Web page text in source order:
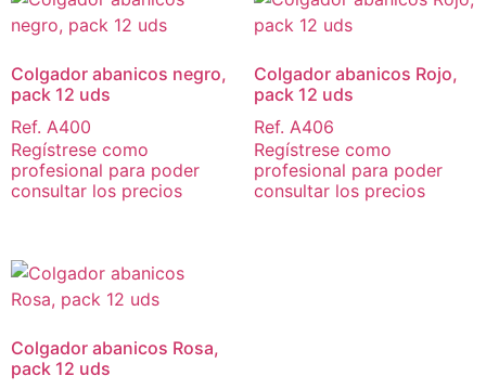
Colgador abanicos negro,
pack 12 uds
Ref. A400
Regístrese como
profesional para poder
consultar los precios
Colgador abanicos Rojo,
pack 12 uds
Ref. A406
Regístrese como
profesional para poder
consultar los precios
Colgador abanicos Rosa,
pack 12 uds